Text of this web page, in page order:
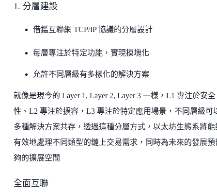
1. 分層建設
借鑑互聯網 TCP/IP 協議的分層設計
每層專注於特定功能，實現模塊化
允許不同層級有多樣化的解決方案
就像是現今的 Layer 1, Layer 2, Layer 3 一樣，L1 專注於安全
性、L2 專注於擴容，L3 專注於特定應用場景，不同層級可
多種解決方案共存，透過這種分層方式，以太坊生態系將能
有效地處理不同類型的鏈上交易需求，同時為未來的發展預
夠的擴展空間
全面互聯